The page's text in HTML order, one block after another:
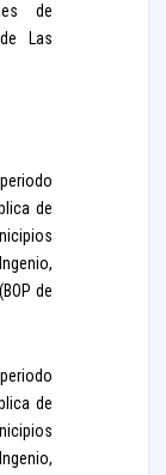
de
Las
de
de
de